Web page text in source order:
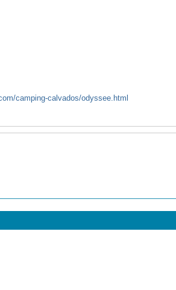
camping-calvados/odyssee.html